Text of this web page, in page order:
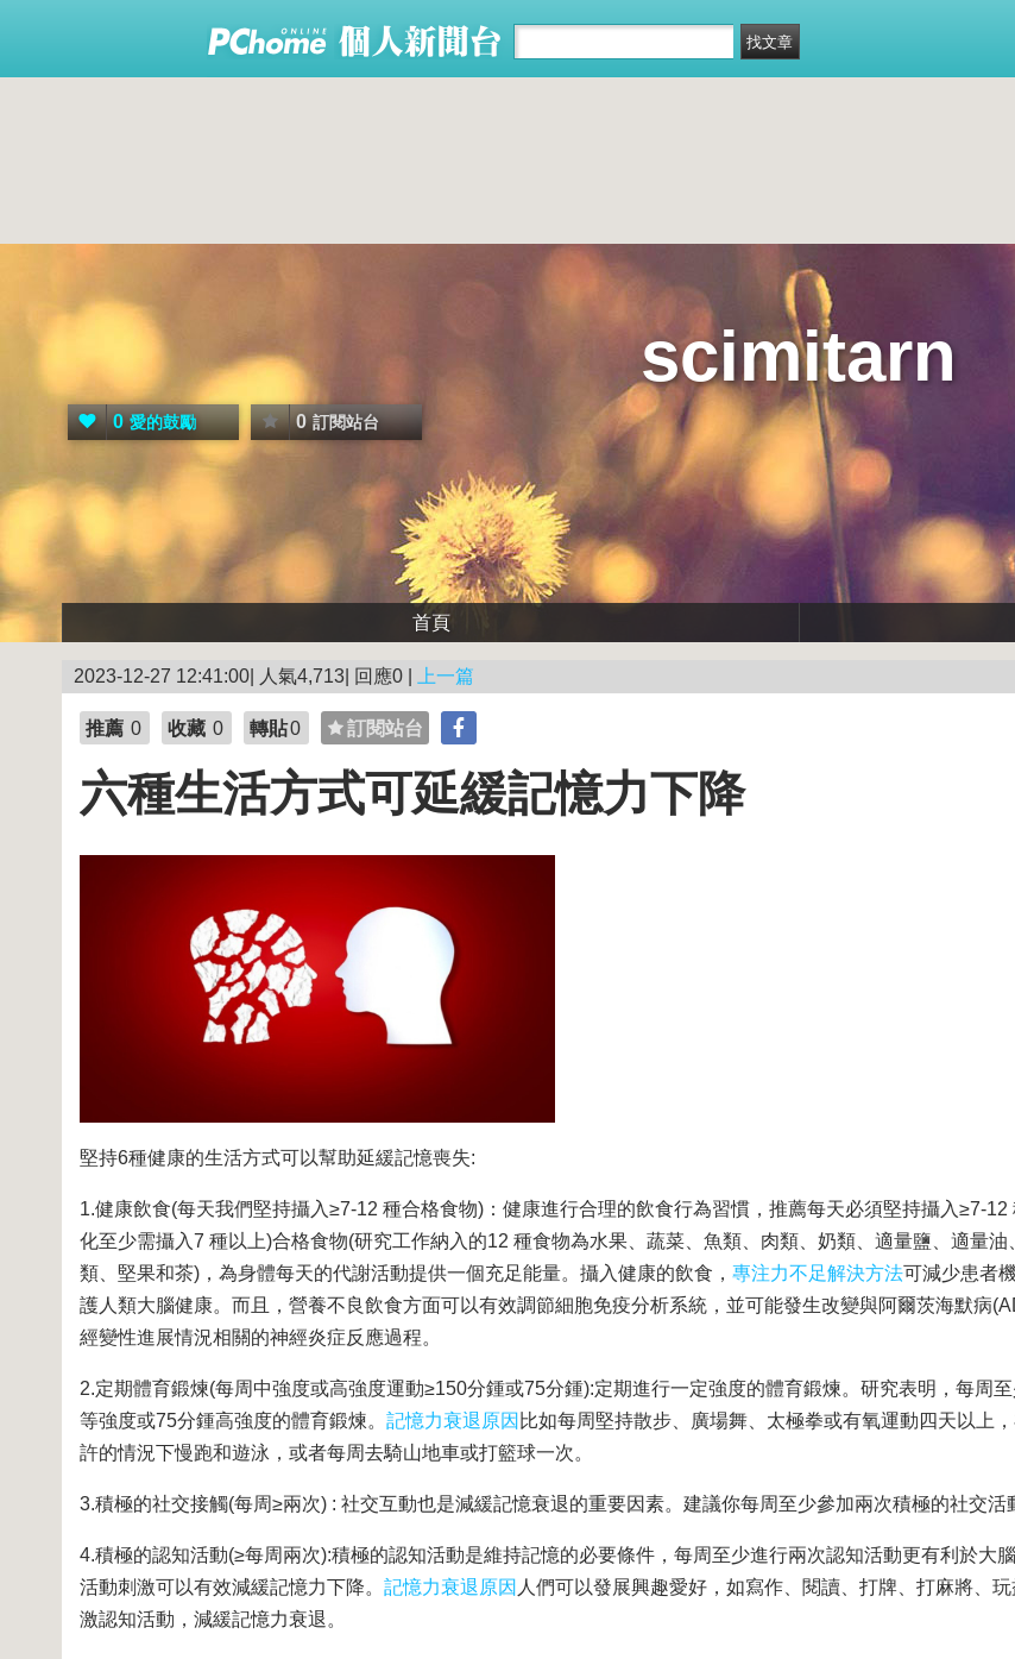
scimitarn
0 愛的鼓勵 0 訂閱站台
首頁
2023-12-27 12:41:00| 人氣4,713| 回應0 | 上一篇
推薦 0 收藏 0 轉貼0 訂閱站台
六種生活方式可延緩記憶力下降
堅持6種健康的生活方式可以幫助延緩記憶喪失:
1.健康飲食(每天我們堅持攝入≥7-12 種合格食物)：健康進行合理的飲食行為習慣，推薦每天必須堅持攝入≥7-12
化至少需攝入7 種以上)合格食物(研究工作納入的12 種食物為水果、蔬菜、魚類、肉類、奶類、適量鹽、適量油
類、堅果和茶)，為身體每天的代謝活動提供一個充足能量。攝入健康的飲食， 專注力不足解決方法可減少患者
護人類大腦健康。而且，營養不良飲食方面可以有效調節細胞免疫分析系統，並可能發生改變與阿爾茨海默病
經變性進展情況相關的神經炎症反應過程。
2.定期體育鍛煉(每周中強度或高強度運動≥150分鍾或75分鍾):定期進行一定強度的體育鍛煉。研究表明，每周
等強度或75分鍾高強度的體育鍛煉。 記憶力衰退原因 比如每周堅持散步、廣場舞、太極拳或有氧運動四天以上
許的情況下慢跑和遊泳，或者每周去騎山地車或打籃球一次。
3.積極的社交接觸(每周≥兩次) : 社交互動也是減緩記憶衰退的重要因素。建議你每周至少參加兩次積極的社交活
4.積極的認知活動(≥每周兩次):積極的認知活動是維持記憶的必要條件，每周至少進行兩次認知活動更有利於大
活動刺激可以有效減緩記憶力下降。 記憶力衰退原因 人們可以發展興趣愛好，如寫作、閱讀、打牌、打麻將、
激認知活動，減緩記憶力衰退。